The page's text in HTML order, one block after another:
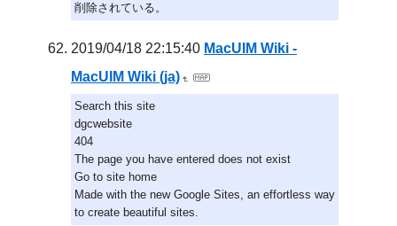
削除されている。
2019/04/18 22:15:40 MacUIM Wiki -
MacUIM Wiki (ja)
Search this site
dgcwebsite
404
The page you have entered does not exist
Go to site home
Made with the new Google Sites, an effortless way
to create beautiful sites.